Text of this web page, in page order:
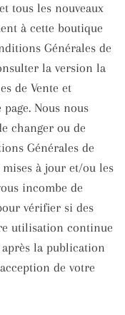
tous les nouveaux
à cette boutique
Générales de
la version la
de Vente et
Nous nous
changer ou de
Générales de
à jour et/ou les
incombe de
vérifier si des
utilisation continue
la publication
de votre